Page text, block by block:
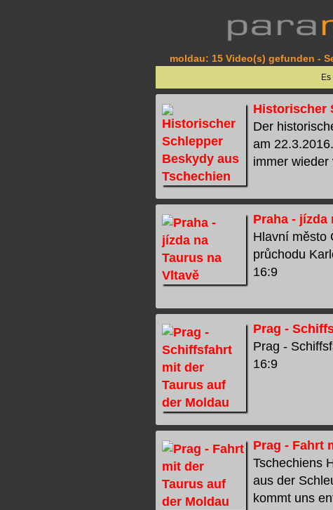
moldau: 15 Video(s) gefunden -
Historischer
Der
am
immer
Praha - jízda
Hlavní město
průchodu
16:9
Prag -
Prag -
16:9
Prag - Fahrt
Tschechiens
aus der
kommt uns